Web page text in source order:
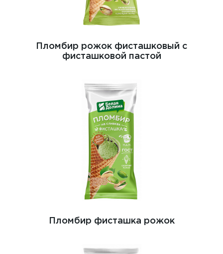
Пломбир рожок фисташковый с
фисташковой пастой
Пломбир фисташка рожок